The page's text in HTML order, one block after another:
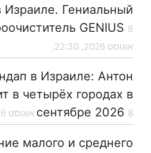
Израиле. Гениальный
GENIUS 8
אוגוסט 2026, 22:30,
в Израиле: Антон
в четырёх городах в
сентябре 2026 8 אוגוסט 2026, 21:49,
малого и среднего